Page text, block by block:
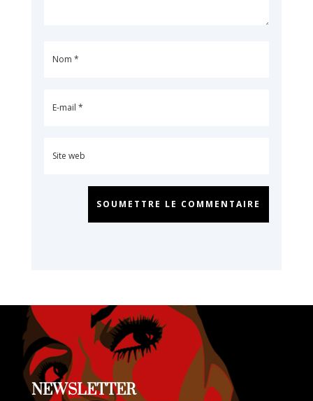
SOUMETTRE LE COMMENTAIRE
NEWSLETTER